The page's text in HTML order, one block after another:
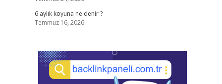
6 aylık koyuna ne denir ?
Temmuz 16, 2026